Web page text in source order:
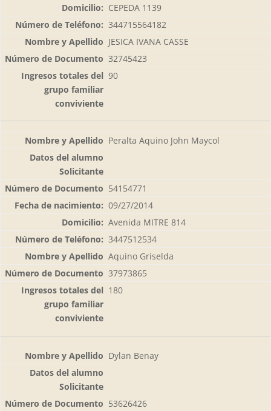
CEPEDA 1139
344715564182
JESICA IVANA CASSE
32745423
90
Peralta Aquino John Maycol
54154771
09/27/2014
Avenida MITRE 814
3447512534
Aquino Griselda
37973865
180
Dylan Benay
53626426